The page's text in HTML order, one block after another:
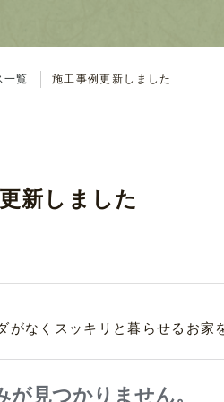
一覧 施工事例更新しました
新しました
がなくスッキリと暮らせるお家